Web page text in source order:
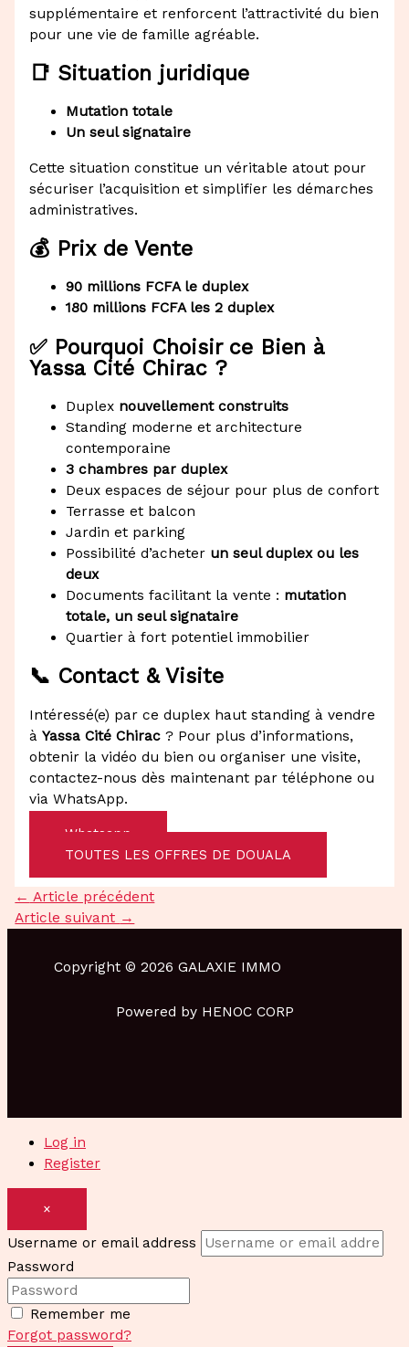
supplémentaire et renforcent l’attractivité du bien
pour une vie de famille agréable.
📑 Situation juridique
Mutation totale
Un seul signataire
Cette situation constitue un véritable atout pour
sécuriser l’acquisition et simplifier les démarches
administratives.
💰 Prix de Vente
90 millions FCFA le duplex
180 millions FCFA les 2 duplex
✅ Pourquoi Choisir ce Bien à
Yassa Cité Chirac ?
Duplex nouvellement construits
Standing moderne et architecture
contemporaine
3 chambres par duplex
Deux espaces de séjour pour plus de confort
Terrasse et balcon
Jardin et parking
Possibilité d’acheter un seul duplex ou les
deux
Documents facilitant la vente : mutation
totale, un seul signataire
Quartier à fort potentiel immobilier
📞 Contact & Visite
Intéressé(e) par ce duplex haut standing à vendre
à Yassa Cité Chirac? Pour plus d’informations,
obtenir la vidéo du bien ou organiser une visite,
contactez-nous dès maintenant par téléphone ou
via WhatsApp.
Whatsapp
TOUTES LES OFFRES DE DOUALA
← Article précédent
Article suivant →
Copyright © 2026 GALAXIE IMMO
Powered by HENOC CORP
Log in
Register
×
Username or email address
Password
Remember me
Forgot password?